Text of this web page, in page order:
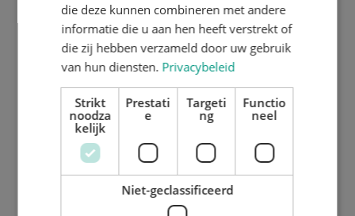
2 mm stansraamplaat inox gehard en
die deze kunnen combineren met andere
informatie die u aan hen heeft verstrekt of
die zij hebben verzameld door uw gebruik
van hun diensten. Privacybeleid
Strikt
noodza
kelijk
Prestati
e
Targeti
ng
Functio
neel
Niet-geclassificeerd